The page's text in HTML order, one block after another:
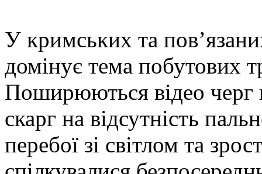
У кримських та
домінує тема побутових
Поширюються відео
скарг на відсутність
перебої зі світлом та